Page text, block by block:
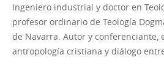
Ingeniero industrial y doctor en
profesor ordinario de Teología
de Navarra. Autor y conferenciante,
antropología cristiana y diálogo